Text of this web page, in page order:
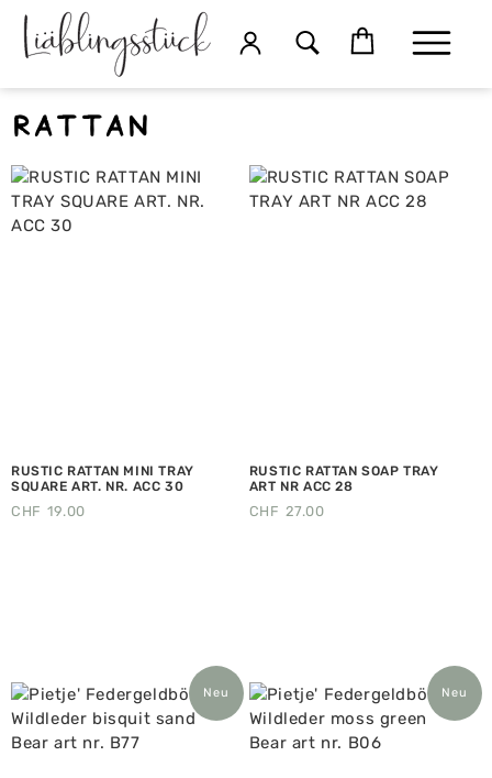
Rattan
RUSTIC RATTAN MINI TRAY
SQUARE ART. NR. ACC 30
CHF 19.00
RUSTIC RATTAN SOAP TRAY
ART NR ACC 28
CHF 27.00
Neu Neu